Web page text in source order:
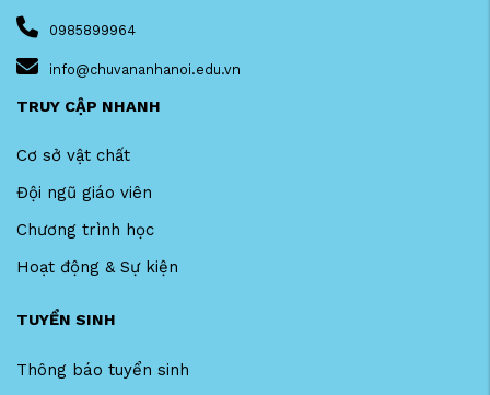
0985899964
info@chuvananhanoi.edu.vn
TRUY CẬP NHANH
Cơ sở vật chất
Đội ngũ giáo viên
Chương trình học
Hoạt động & Sự kiện
TUYỂN SINH
Thông báo tuyển sinh